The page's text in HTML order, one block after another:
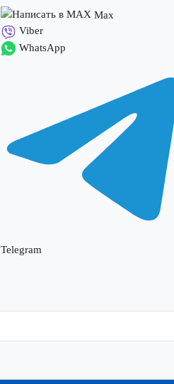
Max
Viber
WhatsApp
Telegram